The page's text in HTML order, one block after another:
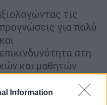
Information
τις
για πολύ
στη
και μαθητών
των σχολείων για